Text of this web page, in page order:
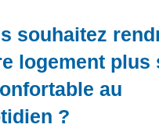
PRIF
souhaitez
logement plus
au
?